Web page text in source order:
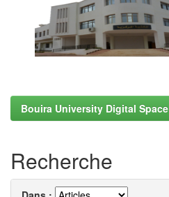
Bouira University Digital Space
Recherche